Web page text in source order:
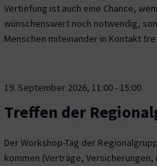
Vertiefung ist auch eine Chance,
wünschenswert noch notwendig,
Menschen miteinander in Kontakt
19. September 2026, 11:00- 15:00
Treffen der
Der Workshop-Tag der
kommen (Verträge,